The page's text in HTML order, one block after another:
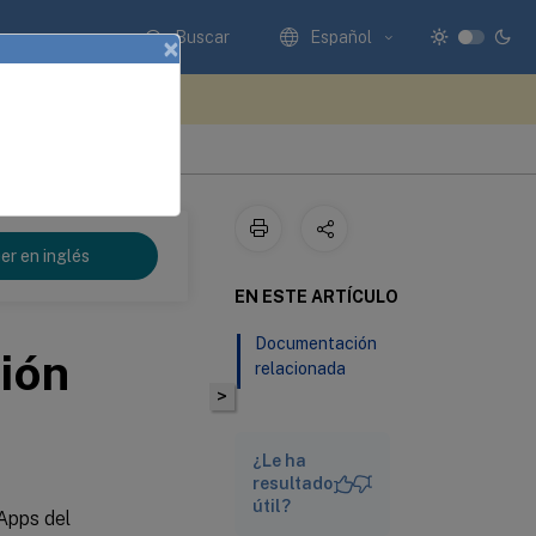
Buscar Español
en inglés
del
>
EN ESTE ARTÍCULO
Documentación
relacionada
¿Le ha
resultado
útil?
×